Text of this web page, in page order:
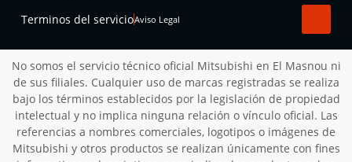
Terminos del servicioAviso Legal
No somos el servicio técnico oficial Mitsubishi en El Masnou ni
de sus filiales. Cualquier uso de marcas registradas se realiza
bajo los términos establecidos por la legislación de propiedad
intelectual y no implica ninguna relación o vínculo oficial. Las
referencias a nombres comerciales, logotipos o imágenes de
Mitsubishi y otros productos se realizan únicamente con fines